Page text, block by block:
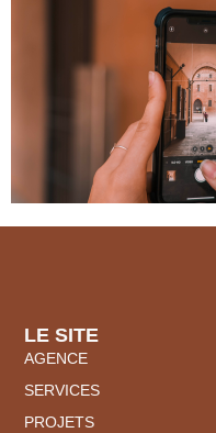
LE SITE
AGENCE
SERVICES
PROJETS